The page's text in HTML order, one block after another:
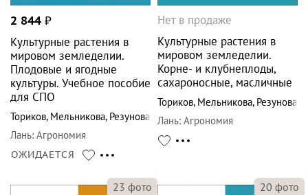
2 844 ₽
Культурные растения в
мировом земледелии.
Плодовые и ягодные
культуры. Учебное пособие
для СПО
Ториков, Мельникова, Резунова
Лань: Агрономия
ОЖИДАЕТСЯ
Нет в продаже
Культурные растения в
мировом земледелии.
Корне- и клубнеплоды,
сахароносные, масличные
Ториков, Мельникова, Резунова
Лань: Агрономия
23 фото 20 фото